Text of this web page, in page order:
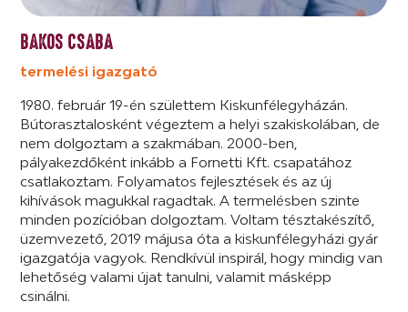
BAKOS CSABA
termelési igazgató
1980. február 19-én születtem Kiskunfélegyházán.
Bútorasztalosként végeztem a helyi szakiskolában, de
nem dolgoztam a szakmában. 2000-ben,
pályakezdőként inkább a Fornetti Kft. csapatához
csatlakoztam. Folyamatos fejlesztések és az új
kihívások magukkal ragadtak. A termelésben szinte
minden pozícióban dolgoztam. Voltam tésztakészítő,
üzemvezető, 2019 májusa óta a kiskunfélegyházi gyár
igazgatója vagyok. Rendkívül inspirál, hogy mindig van
lehetőség valami újat tanulni, valamit másképp
csinálni.